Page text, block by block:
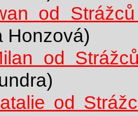
od
Honzová)
od
od